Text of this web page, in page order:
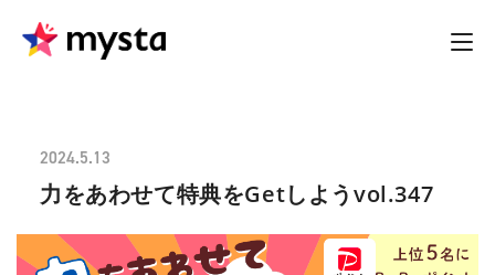
2024.5.13
力をあわせて特典をGetしようvol.347